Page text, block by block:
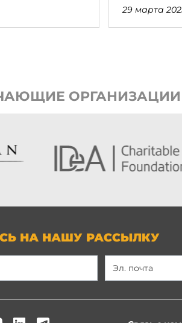
29 марта
ОРГАНИЗАЦИИ
НА НАШУ РАССЫЛКУ